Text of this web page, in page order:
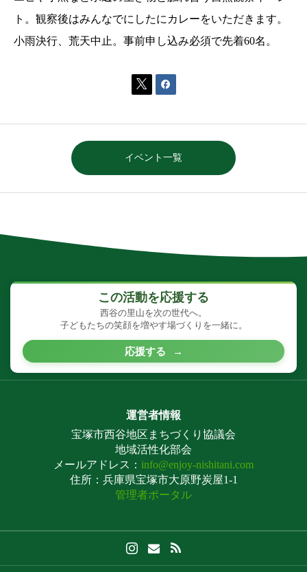
ト。観察後はみんなでにしたにカレーをいただきます。
小雨決行、荒天中止。事前申し込み必須で先着60名。
 
イベント一覧
この活動を応援する
西谷の里山を次の世代へ。
子どもたちの笑顔を増やす場づくりを一緒に。
応援する →
運営者情報
宝塚市西谷地区まちづくり協議会
地域活性化部会
メールアドレス： info@enjoy-nishitani.com
住所：兵庫県宝塚市大原野炭屋1-1
管理者ポータル